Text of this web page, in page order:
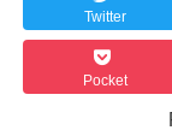
Twitter
Pocket